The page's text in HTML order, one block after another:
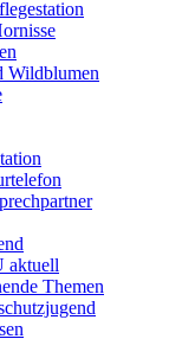
Wildblumen
aktuell
Themen